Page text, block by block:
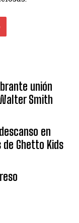
unión
Smith
en
Ghetto Kids